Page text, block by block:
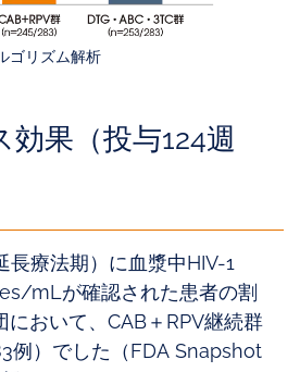
ゴリズム解析
効果（投与124週
長療法期）に血漿中HIV-1
mLが確認された患者の割
において、CAB＋RPV継続群
例）でした（FDA Snapshot